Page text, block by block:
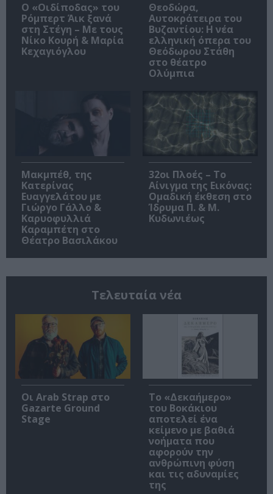
O «Οιδίποδας» του
Ρόμπερτ Άικ ξανά
στη Στέγη – Με τους
Νίκο Κουρή & Μαρία
Κεχαγιόγλου
Θεοδώρα,
Αυτοκράτειρα του
Βυζαντίου: Η νέα
ελληνική όπερα του
Θεόδωρου Στάθη
στο θέατρο
Ολύμπια
Μακμπέθ, της
Κατερίνας
Ευαγγελάτου με
Γιώργο Γάλλο &
Καρυοφυλλιά
Καραμπέτη στο
Θέατρο Βασιλάκου
32οι Πλοές – Το
Αίνιγμα της Εικόνας:
Ομαδική έκθεση στο
Ίδρυμα Π. & Μ.
Κυδωνιέως
Τελευταία νέα
Οι Arab Strap στο
Gazarte Ground
Stage
Το «Δεκαήμερο»
του Βοκάκιου
αποτελεί ένα
κείμενο με βαθιά
νοήματα που
αφορούν την
ανθρώπινη φύση
και τις αδυναμίες
της